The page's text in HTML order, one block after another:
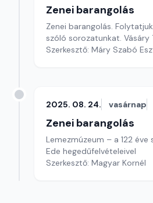
Zenei barangolás
Zenei barangolás.
szóló sorozatunkat. Vásáry
Szerkesztő: Máry Szabó
2025. 08. 24. vasárnap
Zenei barangolás
Lemezmúzeum – a 122
Ede hegedűfelvételeivel
Szerkesztő: Magyar Kornél